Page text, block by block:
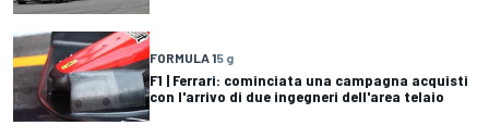
FORMULA 15 g
F1 | Ferrari: cominciata una campagna acquisti
con l'arrivo di due ingegneri dell'area telaio